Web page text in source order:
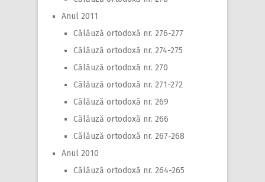
Anul 2011
Călăuză ortodoxă nr. 276-277
Călăuză ortodoxă nr. 274-275
Călăuză ortodoxă nr. 270
Călăuză ortodoxă nr. 271-272
Călăuză ortodoxă nr. 269
Călăuză ortodoxă nr. 266
Călăuză ortodoxă nr. 267-268
Anul 2010
Călăuză ortodoxă nr. 264-265